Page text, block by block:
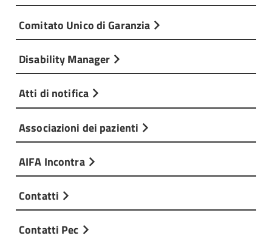
Comitato Unico di Garanzia
Disability Manager
Atti di notifica
Associazioni dei pazienti
AIFA Incontra
Contatti
Contatti Pec